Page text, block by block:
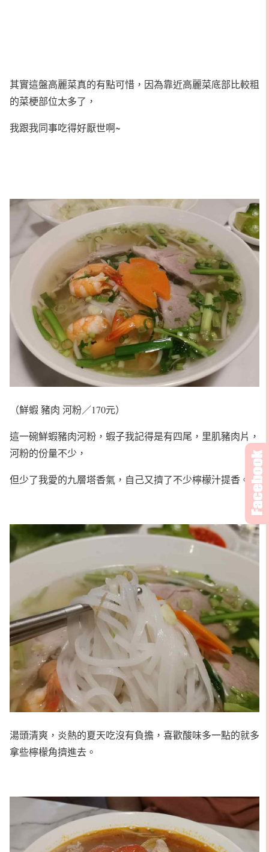
其實這盤高麗菜真的有點可惜，因為靠近高麗菜底部比較粗
的菜梗部位太多了，
我跟我同事吃得好厭世啊~
（鮮蝦 豬肉 河粉／170元）
這一碗鮮蝦豬肉河粉，蝦子我記得是有四尾，里肌豬肉片，
河粉的份量不少，
但少了我愛的九層塔香氣，自己又擠了不少檸檬汁提香。
湯頭清爽，炎熱的夏天吃沒有負擔，喜歡酸味多一點的就多
拿些檸檬角擠進去。